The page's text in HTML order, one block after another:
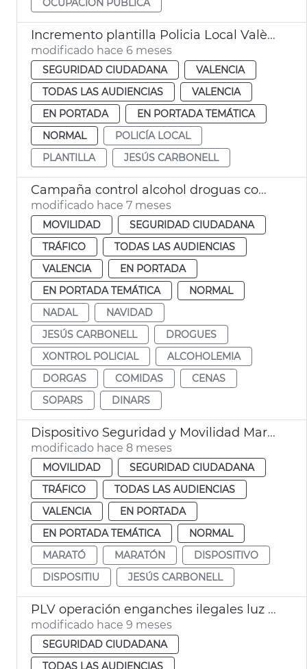
Incremento plantilla Policia Local València
modificado hace 6 meses
SEGURIDAD CIUDADANA
VALENCIA
TODAS LAS AUDIENCIAS
VALENCIA
EN PORTADA
EN PORTADA TEMÁTICA
NORMAL
POLICÍA LOCAL
PLANTILLA
JESÚS CARBONELL
Campaña control alcohol droguas comidas empresa Navidad
modificado hace 7 meses
MOVILIDAD
SEGURIDAD CIUDADANA
TRÁFICO
TODAS LAS AUDIENCIAS
VALENCIA
EN PORTADA
EN PORTADA TEMÁTICA
NORMAL
NADAL
NAVIDAD
JESÚS CARBONELL
DROGUES
XONTROL POLICIAL
ALCOHOLEMIA
DORGAS
COMIDAS
CENAS
SOPARS
DINARS
Dispositivo Seguridad y Movilidad Maratón
modificado hace 8 meses
MOVILIDAD
SEGURIDAD CIUDADANA
TRÁFICO
TODAS LAS AUDIENCIAS
VALENCIA
EN PORTADA
EN PORTADA TEMÁTICA
NORMAL
MARATÓ
MARATÓN
DISPOSITIVO
DISPOSITIU
JESÚS CARBONELL
PLV operación enganches ilegales luz Malva-rosa
modificado hace 9 meses
SEGURIDAD CIUDADANA
TODAS LAS AUDIENCIAS